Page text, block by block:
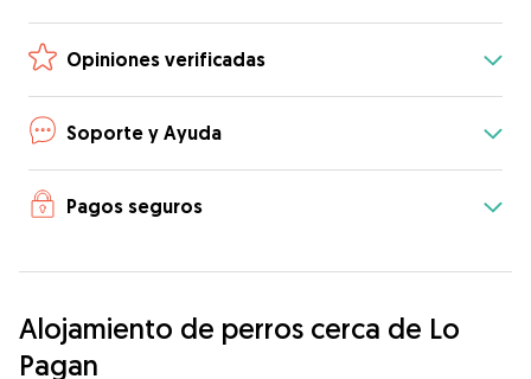
Opiniones verificadas
Soporte y Ayuda
Pagos seguros
Alojamiento de perros cerca de Lo
Pagan